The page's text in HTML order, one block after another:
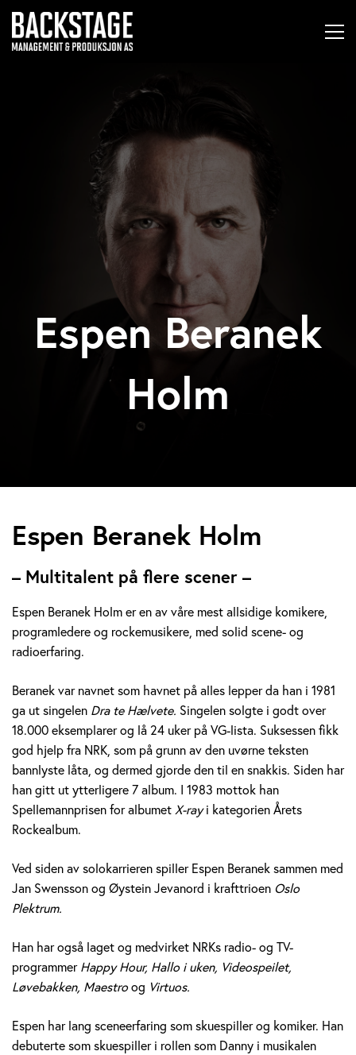
Espen Beranek
Holm
E
p
e
n
B
e
r
a
n
e
k
H
o
l
m
Espen Beranek Holm
– Multitalent på flere scener –
Espen Beranek Holm er en av våre mest allsidige komikere,
programledere og rockemusikere, med solid scene- og
radioerfaring.
Beranek var navnet som havnet på alles lepper da han i 1981
ga ut singelen Dra te Hælvete. Singelen solgte i godt over
18.000 eksemplarer og lå 24 uker på VG-lista. Suksessen fikk
god hjelp fra NRK, som på grunn av den uvørne teksten
bannlyste låta, og dermed gjorde den til en snakkis. Siden har
han gitt ut ytterligere 7 album. I 1983 mottok han
Spellemannprisen for albumetX-rayi kategorien Årets
Rockealbum.
Ved siden av solokarrieren spiller Espen Beranek sammen med
Jan Swensson og Øystein Jevanord i krafttrioen Oslo
Plektrum.
Han har også laget og medvirket NRKs radio- og TV-
programmerHappy Hour, Hallo i uken, Videospeilet,
Løvebakken, Maestroog Virtuos.
Espen har lang sceneerfaring som skuespiller og komiker. Han
debuterte som skuespiller i rollen som Danny i musikalen